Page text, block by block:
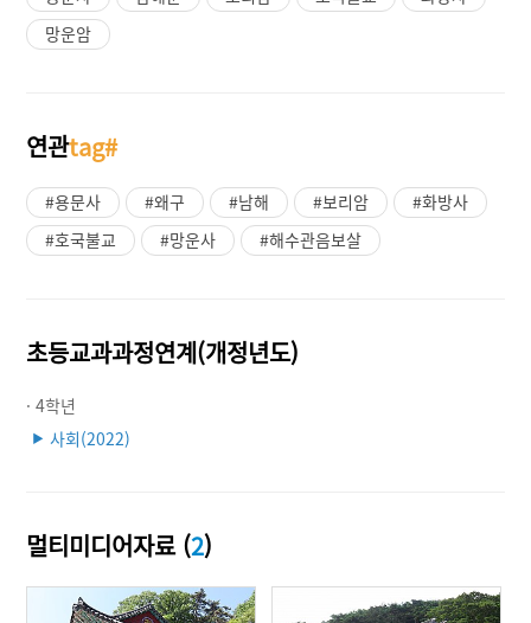
망운암
연관tag#
#용문사 #왜구 #남해 #보리암
#화방사
#호국불교
#망운사 #해수관음보살
초등교과과정연계(개정년도)
· 4학년
▶ 사회(2022)
멀티미디어자료 (2)